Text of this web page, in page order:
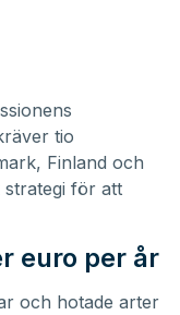
tio
Finland och
strategi för att
euro per år
och hotade arter